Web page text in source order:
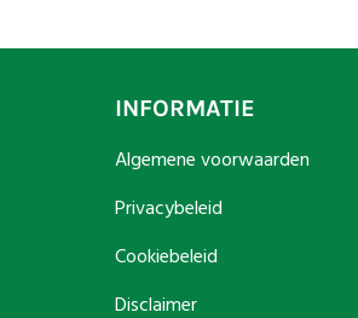
INFORMATIE
Algemene voorwaarden
Privacybeleid
Cookiebeleid
Disclaimer